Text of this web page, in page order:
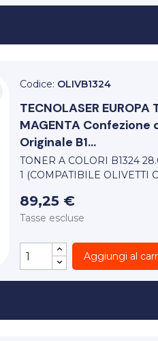
Codice: OLIVB1324
TECNOLASER EUROPA
MAGENTA
Originale B1...
TONER A COLORI B1324
1 (COMPATIBILE OLIVETTI
89,25 €
Tasse escluse
Aggiungi al